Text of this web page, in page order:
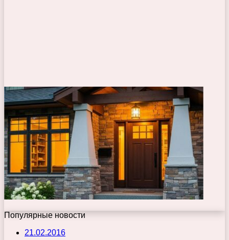
Популярные новости
21.02.2016